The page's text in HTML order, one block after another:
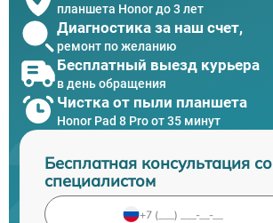
планшета Honor до 3 лет
Диагностика за наш счет,
ремонт по желанию
Бесплатный выезд курьера
в день обращения
Чистка от пыли планшета
Honor Pad 8 Pro от 35 минут
Бесплатная консультация со
специалистом